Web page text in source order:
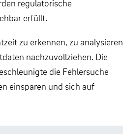
regulatorische
erfüllt.
zu erkennen, zu analysieren
nachzuvollziehen. Die
die Fehlersuche
einsparen und sich auf